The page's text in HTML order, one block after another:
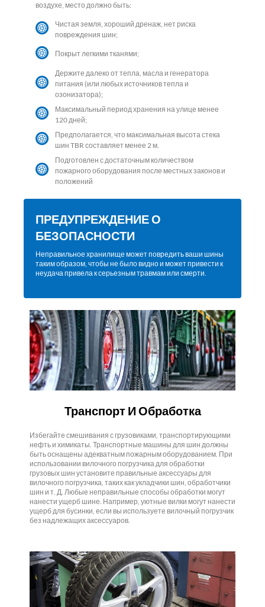
воздухе, место должно быть:
Чистая земля, хороший дренаж, нет риска
повреждения шин;
Покрыт легкими тканями;
Держите далеко от тепла, масла и генератора
питания (или любых источников тепла и
озонизатора);
Максимальный период хранения на улице менее
120 дней;
Предполагается, что максимальная высота стека
шин TBR составляет менее 2 м.
Подготовлен с достаточным количеством
пожарного оборудования после местных законов и
положений
ПРЕДУПРЕЖДЕНИЕ О
БЕЗОПАСНОСТИ
Неправильное хранилище может повредить ваши шины
таким образом, чтобы не было видно и может привести к
неудача привела к серьезным травмам или смерти.
Транспорт И Обработка
Избегайте смешивания с грузовиками, транспортирующими
нефть и химикаты. Транспортные машины для шин должны
быть оснащены адекватным пожарным оборудованием. При
использовании вилочного погрузчика для обработки
грузовых шин установите правильные аксессуары для
вилочного погрузчика, таких как укладчики шин, обработчики
шин и т. Д. Любые неправильные способы обработки могут
нанести ущерб шине. Например, уютные вилки могут нанести
ущерб для бусинки, если вы используете вилочный погрузчик
без надлежащих аксессуаров.